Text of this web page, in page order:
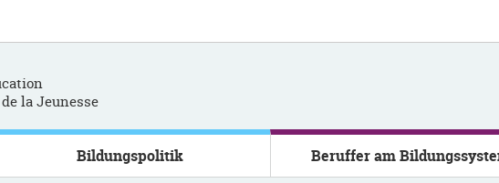
la Jeunesse
Bildungspolitik Beruffer am